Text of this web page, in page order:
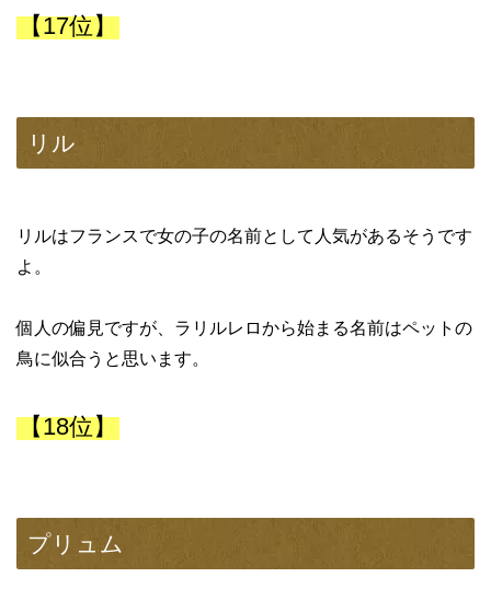
【17位】
リル
リルはフランスで女の子の名前として人気があるそうです
よ。
個人の偏見ですが、ラリルレロから始まる名前はペットの
鳥に似合うと思います。
【18位】
プリュム